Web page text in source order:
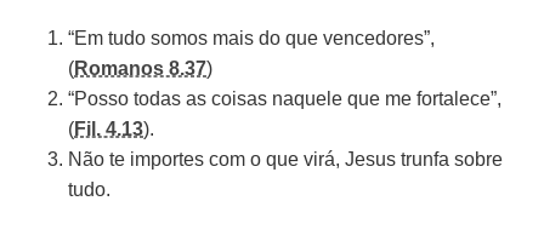
“Em tudo somos mais do que vencedores”,
(Romanos 8.37)
“Posso todas as coisas naquele que me fortalece”,
(Fil. 4.13).
Não te importes com o que virá, Jesus trunfa sobre
tudo.